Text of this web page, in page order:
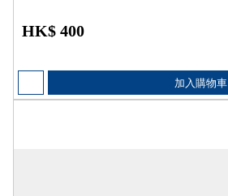
HK$ 400
加入購物車